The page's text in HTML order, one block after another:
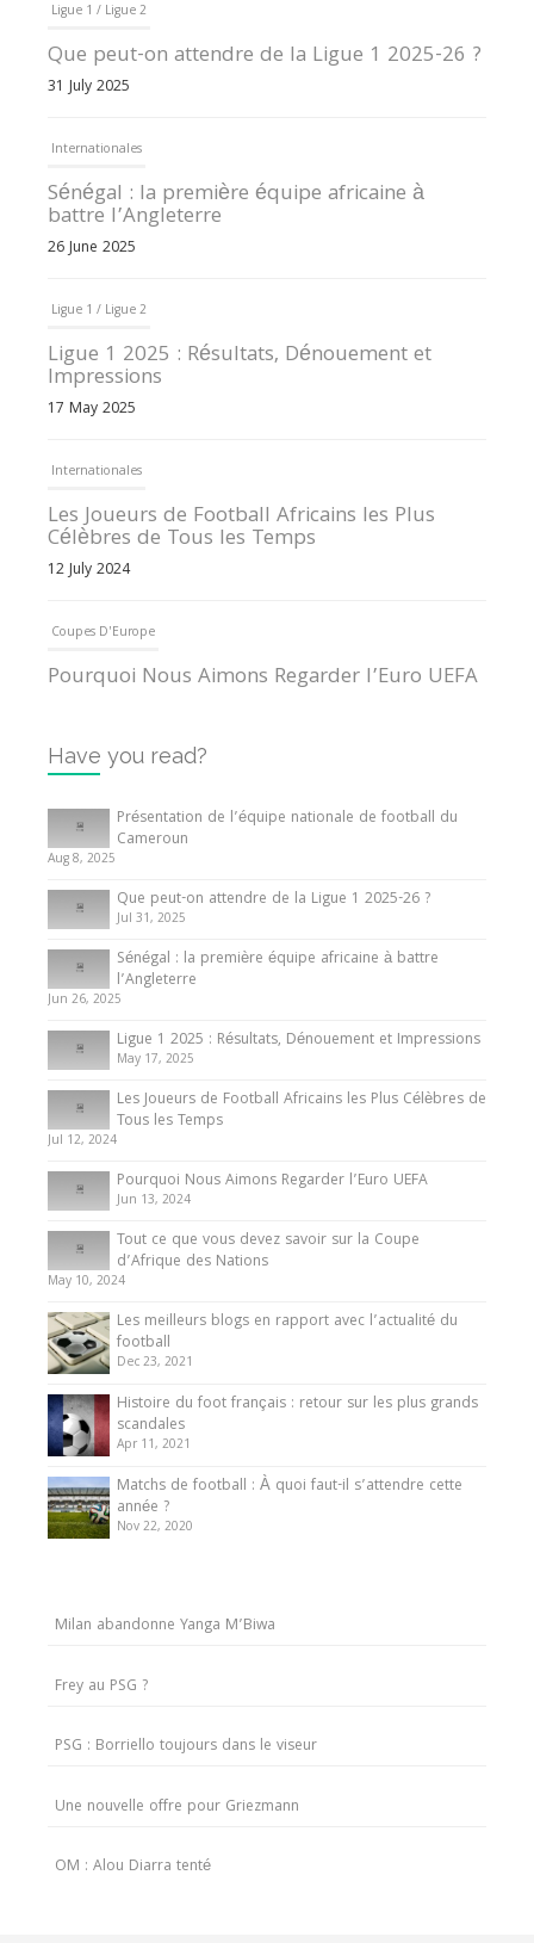
Ligue 1 / Ligue 2
Que peut-on attendre de la Ligue 1 2025-26 ?
31 July 2025
Internationales
Sénégal : la première équipe africaine à
battre l’Angleterre
26 June 2025
Ligue 1 / Ligue 2
Ligue 1 2025 : Résultats, Dénouement et
Impressions
17 May 2025
Internationales
Les Joueurs de Football Africains les Plus
Célèbres de Tous les Temps
12 July 2024
Coupes D'Europe
Pourquoi Nous Aimons Regarder l’Euro UEFA
Internationales
Tout ce que vous devez savoir sur la Coupe
d’Afrique des Nations
10 May 2024
Internationales
Présentation de l’équipe nationale de football
du Cameroun
8 August 2025
Have you read?
Présentation de l’équipe nationale de football du
Cameroun
Aug 8, 2025
Que peut-on attendre de la Ligue 1 2025-26 ?
Jul 31, 2025
Sénégal : la première équipe africaine à battre
l’Angleterre
Jun 26, 2025
Ligue 1 2025 : Résultats, Dénouement et Impressions
May 17, 2025
Les Joueurs de Football Africains les Plus Célèbres de
Tous les Temps
Jul 12, 2024
Pourquoi Nous Aimons Regarder l’Euro UEFA
Jun 13, 2024
Tout ce que vous devez savoir sur la Coupe
d’Afrique des Nations
May 10, 2024
Les meilleurs blogs en rapport avec l’actualité du
football
Dec 23, 2021
Histoire du foot français : retour sur les plus grands
scandales
Apr 11, 2021
Matchs de football : À quoi faut-il s’attendre cette
année ?
Nov 22, 2020
Milan abandonne Yanga M’Biwa
Frey au PSG ?
PSG : Borriello toujours dans le viseur
Une nouvelle offre pour Griezmann
OM : Alou Diarra tenté